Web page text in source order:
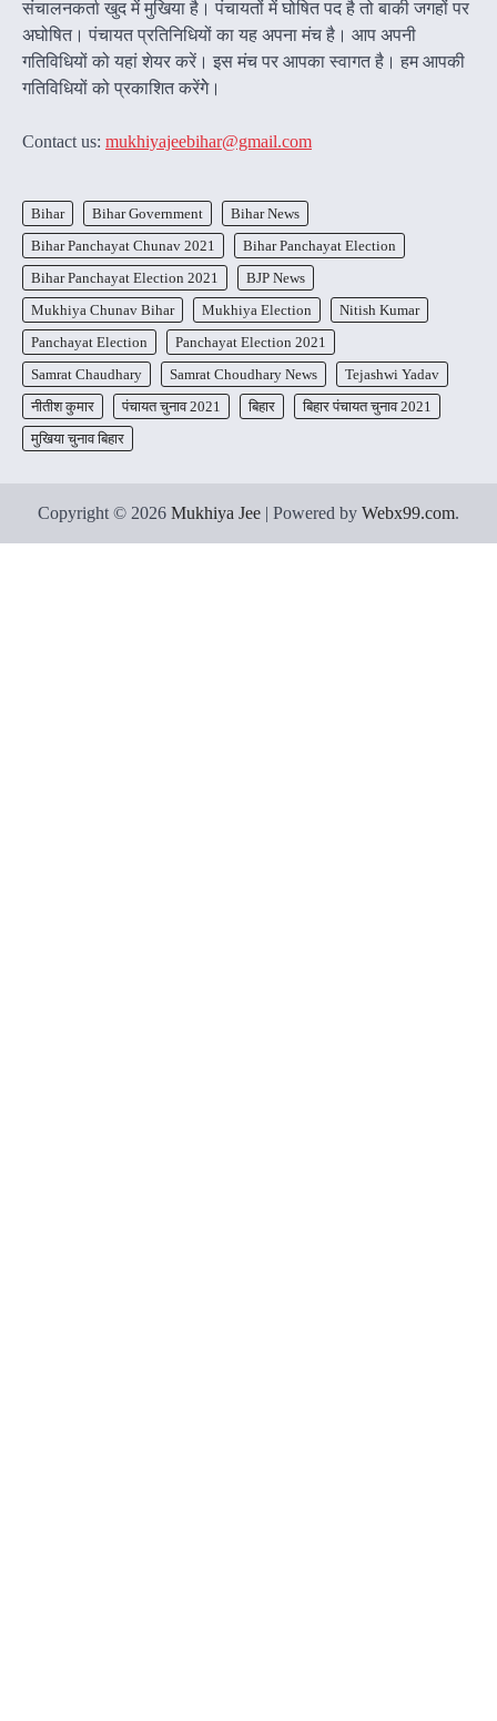
संचालनकर्ता खुद में मुखिया है। पंचायतों में घोषित पद है तो बाकी जगहों पर
अघोषित। पंचायत प्रतिनिधियों का यह अपना मंच है। आप अपनी
गतिविधियों को यहां शेयर करें। इस मंच पर आपका स्वागत है। हम आपकी
गतिविधियों को प्रकाशित करेंगेे।
Contact us: mukhiyajeebihar@gmail.com
Bihar Bihar Government
Bihar News
Bihar Panchayat Chunav 2021
Bihar Panchayat Election
Bihar Panchayat Election 2021
BJP News
Mukhiya Chunav Bihar
Mukhiya Election
Nitish Kumar
Panchayat Election
Panchayat Election 2021
Samrat Chaudhary
Samrat Choudhary News
Tejashwi Yadav
नीतीश कुमार
पंचायत चुनाव 2021 बिहार
बिहार पंचायत चुनाव 2021
मुखिया चुनाव बिहार
Copyright © 2026 Mukhiya Jee | Powered by Webx99.com.